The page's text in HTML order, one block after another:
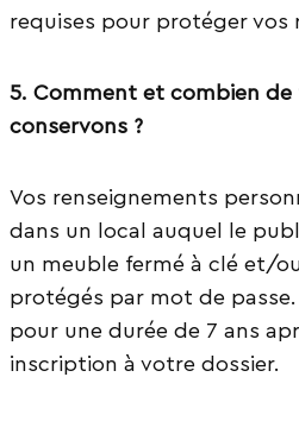
requises pour protéger vos
5. Comment et combien de
conservons ?
Vos renseignements
dans un local auquel le
un meuble fermé à clé et/
protégés par mot de
pour une durée de 7 ans
inscription à votre dossier.